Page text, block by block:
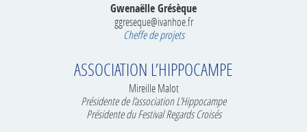
Gwenaëlle Grésèque
ggreseque@ivanhoe.fr
Cheffe de projets
ASSOCIATION L’HIPPOCAMPE
Mireille Malot
Présidente de l’association L’Hippocampe
Présidente du Festival Regards Croisés